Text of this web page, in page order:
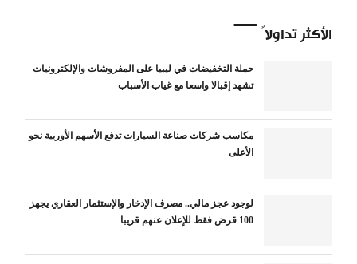
الأكثر تداولاً
حملة التخفيضات في ليبيا على المفروشات والإلكترونيات
تشهد إقبالا واسعا مع غياب الأسباب
مكاسب شركات صناعة السيارات تدفع الأسهم الأوربية نحو
الأعلى
لوجود عجز مالي.. مصرف الإدخار والإستثمار العقاري يجهز
100 قرض فقط للإعلان عنهم قريبا